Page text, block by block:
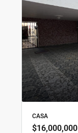
CASA
$16,000,000